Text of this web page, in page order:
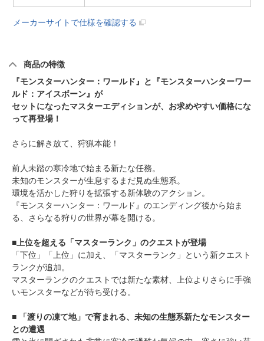
メーカーサイトで仕様を確認する
商品の特徴
『モンスターハンター：ワールド』と『モンスターハンターワー
ルド：アイスボーン』が
セットになったマスターエディションが、お求めやすい価格にな
って再登場！
さらに解き放て、狩猟本能！
前人未踏の寒冷地で始まる新たな任務。
未知のモンスターが生息するまだ見ぬ生態系。
環境を活かした狩りを拡張する新体験のアクション。
『モンスターハンター：ワールド』のエンディング後から始ま
る、さらなる狩りの世界が幕を開ける。
■上位を超える「マスターランク」のクエストが登場
「下位」「上位」に加え、「マスターランク」という新クエスト
ランクが追加。
マスターランクのクエストでは新たな素材、上位よりさらに手強
いモンスターなどが待ち受ける。
■ 「渡りの凍て地」で育まれる、未知の生態系新たなモンスター
との遭遇